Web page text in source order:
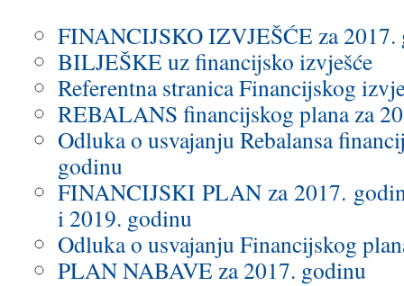
FINANCIJSKO IZVJEŠĆE za 2017.
BILJEŠKE uz financijsko izvješće
Referentna stranica Financijskog
REBALANS financijskog plana za
Odluka o usvajanju Rebalansa
godinu
FINANCIJSKI PLAN za 2017.
i 2019. godinu
Odluka o usvajanju Financijskog
PLAN NABAVE za 2017. godinu